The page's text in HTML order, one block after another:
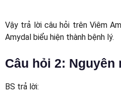
Vậy trả lời câu hỏi trên Viêm
Amydal biểu hiện thành bệnh lý.
Câu hỏi 2: Nguyên
BS trả lời: